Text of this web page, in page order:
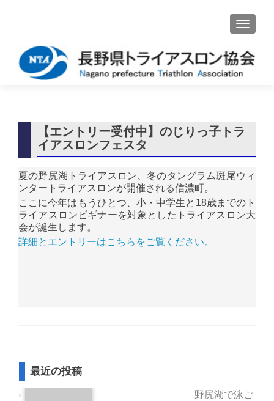
ナビゲ
【エントリー受付中】のじりっ子トラ
イアスロンフェスタ
夏の野尻湖トライアスロン、冬のタングラム斑尾ウィ
ンタートライアスロンが開催される信濃町。
ここに今年はもうひとつ、小・中学生と18歳までのト
ライアスロンビギナーを対象としたトライアスロン大
会が誕生します。
詳細とエントリーはこちらをご覧ください。
最近の投稿
野尻湖で泳ご